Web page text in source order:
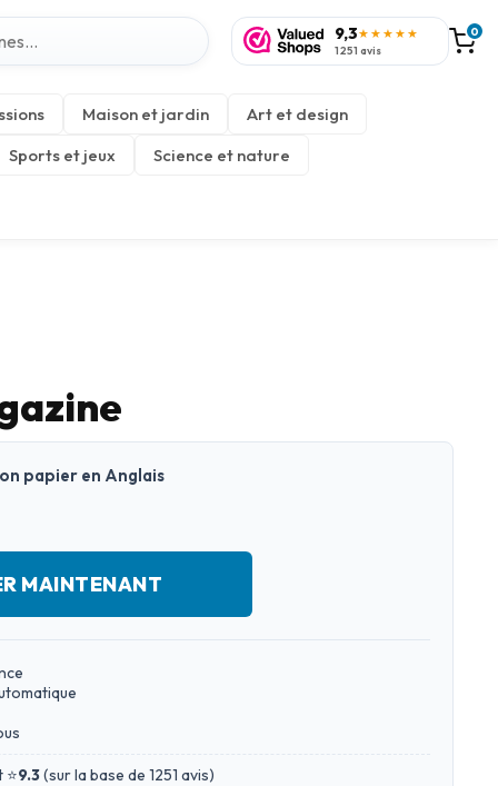
9,3★★★★★
1 251 avis
0
Maison et jardin
Art et design
Sports et jeux
Science et nature
papier en Anglais
MAINTENANT
9.3(sur la base de 1251 avis)